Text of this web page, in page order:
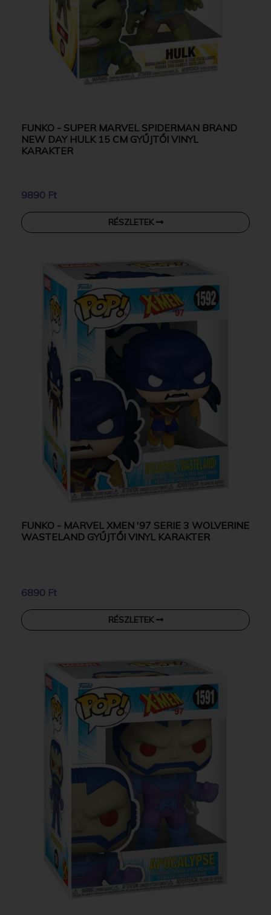
FUNKO - SUPER MARVEL SPIDERMAN BRAND
NEW DAY HULK 15 CM GYŰJTŐI VINYL
KARAKTER
9890 Ft
RÉSZLETEK
FUNKO - MARVEL XMEN '97 SERIE 3 WOLVERINE
WASTELAND GYŰJTŐI VINYL KARAKTER
6890 Ft
RÉSZLETEK